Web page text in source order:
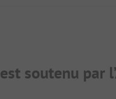
soutenu par